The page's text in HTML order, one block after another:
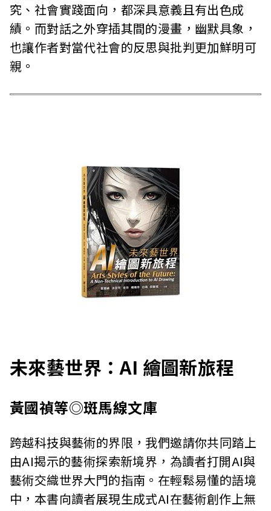
究、社會實踐面向，都深具意義且有出色成
績。而對話之外穿插其間的漫畫，幽默具象，
也讓作者對當代社會的反思與批判更加鮮明可
親。
未來藝世界：AI 繪圖新旅程
黃國禎等◎斑馬線文庫
跨越科技與藝術的界限，我們邀請你共同踏上
由AI揭示的藝術探索新境界，為讀者打開AI與
藝術交織世界大門的指南。在輕鬆易懂的語境
中，本書向讀者展現生成式AI在藝術創作上無